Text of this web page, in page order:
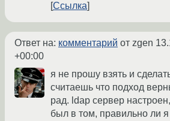
Ссылка
Ответ на: комментарий от zgen
+00:00
я не прошу взять и
считаешь что подход
рад. ldap сервер
был в том, правильно ли